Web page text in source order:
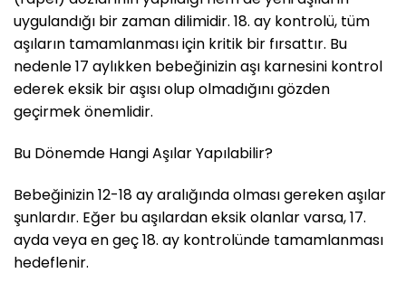
uygulandığı bir zaman dilimidir. 18. ay kontrolü, tüm
aşıların tamamlanması için kritik bir fırsattır. Bu
nedenle 17 aylıkken bebeğinizin aşı karnesini kontrol
ederek eksik bir aşısı olup olmadığını gözden
geçirmek önemlidir.
Bu Dönemde Hangi Aşılar Yapılabilir?
Bebeğinizin 12-18 ay aralığında olması gereken aşılar
şunlardır. Eğer bu aşılardan eksik olanlar varsa, 17.
ayda veya en geç 18. ay kontrolünde tamamlanması
hedeflenir.